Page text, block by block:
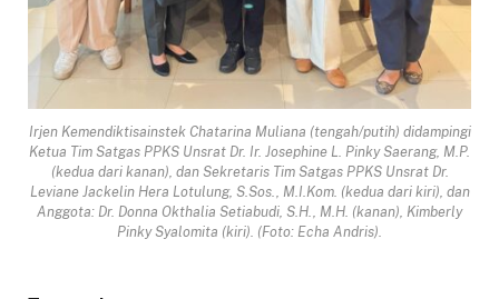
Irjen Kemendiktisainstek Chatarina Muliana (tengah/putih) didampingi
Ketua Tim Satgas PPKS Unsrat Dr. Ir. Josephine L. Pinky Saerang, M.P.
(kedua dari kanan), dan Sekretaris Tim Satgas PPKS Unsrat Dr.
Leviane Jackelin Hera Lotulung, S.Sos., M.I.Kom. (kedua dari kiri), dan
Anggota: Dr. Donna Okthalia Setiabudi, S.H., M.H. (kanan), Kimberly
Pinky Syalomita (kiri). (Foto: Echa Andris).